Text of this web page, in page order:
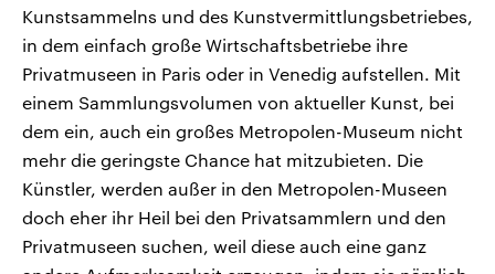
Kunstsammelns und des Kunstvermittlungsbetriebes,
in dem einfach große Wirtschaftsbetriebe ihre
Privatmuseen in Paris oder in Venedig aufstellen. Mit
einem Sammlungsvolumen von aktueller Kunst, bei
dem ein, auch ein großes Metropolen-Museum nicht
mehr die geringste Chance hat mitzubieten. Die
Künstler, werden außer in den Metropolen-Museen
doch eher ihr Heil bei den Privatsammlern und den
Privatmuseen suchen, weil diese auch eine ganz